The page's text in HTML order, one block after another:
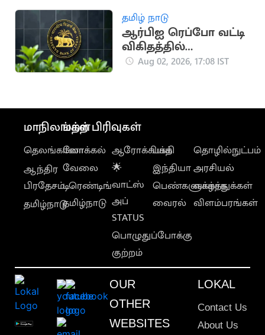
தமிழ் நாடு
ஆர்பிஐ ரெப்போ வட்டி
விகிதத்தில்
மாற்றமில்லை:
Aug 02, 2026, 17:08 IST
மாநிலங்கள்
தெலங்கானா
ஆந்திர
பிரதேசம்
தமிழ்நாடு
மற்ற பிரிவுகள்
லோக்கல்
வேலை
டிரெண்டிங்
தமிழ்நாடு
ஆரோக்கியம்
🌟
வாட்ஸ்
அப்
STATUS
பொழுதுப்போக்கு
குற்றம்
பக்தி
இந்தியா
பெண்களுக்காக
வைரல்
தொழில்நுட்பம்
அரசியல்
வாழ்த்துக்கள்
விளம்பரங்கள்
OUR
OTHER
WEBSITES
LOKAL
Contact Us
About Us